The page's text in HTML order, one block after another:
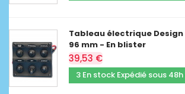
Tableau électrique Design
96 mm - En blister
39,53 €
3 En stock Expédié sous